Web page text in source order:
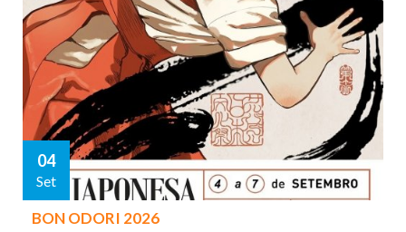
04
Set
BON ODORI 2026